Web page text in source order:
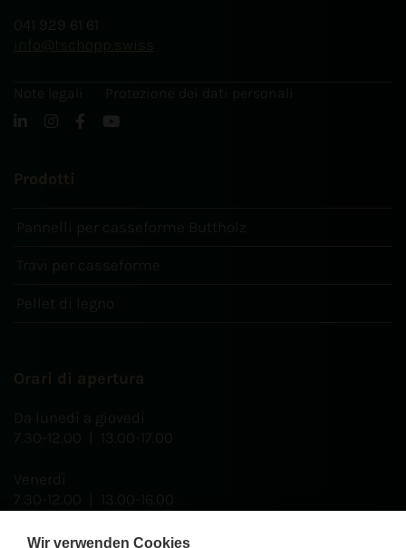
Wir verwenden Cookies
041 929 61 61
info
tschopp.swiss
Note legali Protezione dei dati personali
Orari di apertura
Da lunedì a giovedì
7.30-12.00 | 13.00-17.00
Venerdì
7.30-12.00 | 13.00-16.00
Prodotti
Pannelli per casseforme Buttholz
Travi per casseforme
Pellet di legno